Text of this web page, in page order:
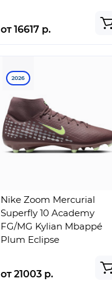
от 16617 р.
2026
Nike Zoom Mercurial
Superfly 10 Academy
FG/MG Kylian Mbappé
Plum Eclipse
от 21003 р.